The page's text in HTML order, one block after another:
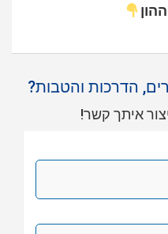
הדרכות והטבות?
איתך קשר!